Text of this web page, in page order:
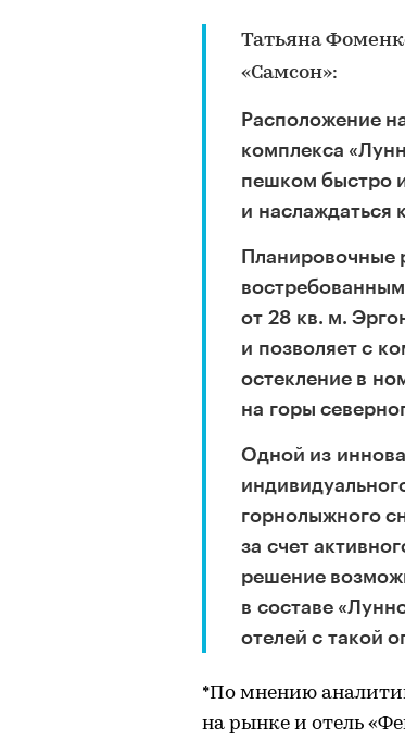
Татьяна
«Самсон»:
Расположение
комплекса
пешком быстро
и наслаждаться
Планировочные
от 28 кв. м.
и позволяет с
остекление в
на горы
Одной из
горнолыжного
за счет
решение
в составе
отелей с такой
*По мнению
на рынке и отель